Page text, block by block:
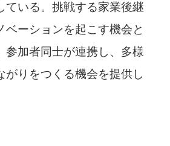
ている。挑戦する家業後継
ベーションを起こす機会と
参加者同士が連携し、多様
がりをつくる機会を提供し